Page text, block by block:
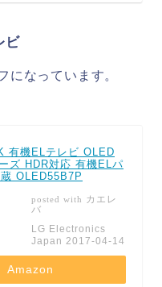
ビ
になっています。
有機ELテレビ OLED
ズ HDR対応 有機ELパ
OLED55B7P
posted with カエレ
バ
LG Electronics
Japan 2017-04-14
Amazon